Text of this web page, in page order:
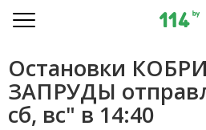
Остановки
ЗАПРУДЫ
сб, вс" в 14:40